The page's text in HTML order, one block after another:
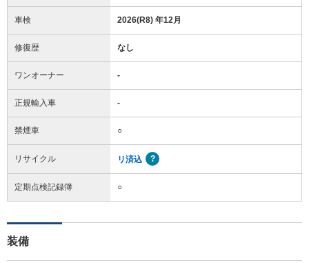
車検 2026(R8) 年12月
修復歴 なし
ワンオーナー -
正規輸入車 -
禁煙車 ○
リサイクル リ済込
定期点検記録簿 ○
装備